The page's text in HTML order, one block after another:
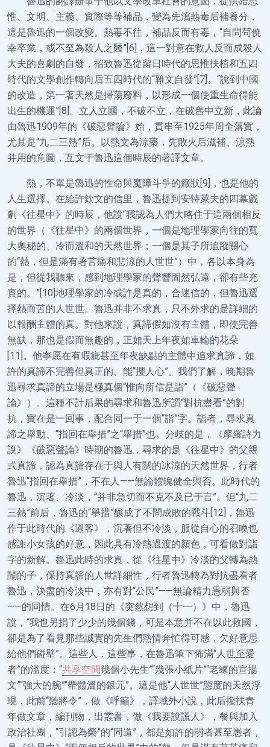
惟、文明、主義、實際等等補品，變為先瀉熱毒后補養分，
這是魯迅的一個改變。熱毒不往，補品反而有毒，“自問茍僥
幸卒業，或不至為殺人之醫”[6]，這一對意在救人反而成殺人
大夫的喜劇的自發，招致魯迅從留日時代的思惟扶植和五四
時代的文學創作轉向后五四時代的“雜文自發”[7]。“說到中國
的改造，第一著天然是掃蕩廢料，以形成一個使重生命得能
出生的機運”[8]。立人立國，不破不立，在破舊中立新，此論
由魯迅1909年的《破惡聲論》始，貫串至1925年周全落實，
尤其是“九二三熱”后。以熱文為涼藥，先敗火后滋補、涼熱
并用的意圖，互文于魯迅這個時辰的著譯文章。
熱，不單是魯迅的性命與魔障斗爭的癥狀[9]，也是他的
人生選擇。在給許欽文的信里，魯迅提到安特萊夫的四幕戲
劇《往星中》的時辰，他說“我認為人們大略住于這兩個相反
的世界（《往星中》的兩個世界，一個是地理學家向往的寬
大奧秘的、冷而溫和的天然世界；一個是其子所追蹤關心
的“熱，但是滿有著苦痛和悲涼的人世世”）中，各以本身為
是，但從我聽來，感到地理學家的聲響固然弘遠，卻有些充
實的。”[10]地理學家的冷或許是真的，合迷信的，但魯迅選
擇熱而苦的人世世。魯迅并非不求真，只不外求的是詳細的
以報酬主體的真。對他來說，真諦假如沒有主體，即使完善
無缺，那也是假而無趣的，正如天上年夜如車輪的花朵
[11]。他寧愿在有瑕疵甚至年夜缺點的主體中追求真諦，如
許的真諦不完善但真正的、能“攖人心”。我們了解，晚期魯
迅尋求真諦的立場是極真個“惟向所信是詣”（《破惡聲
論》）。這種不計后果的尋求和魯迅所謂“對抗盡看”的對
抗，實在是一回事，配合同一于一個“詣”字。詣者，尋求真
諦之舉動、“指回在舉措”之“舉措”也。分歧的是，《摩羅詩力
說》《破惡聲論》時期的魯迅，尋求的是《往星中》的父親
式真諦，認為真諦存在于與人有關的冰涼的天然世界，行者
魯迅“指回在舉措”，不在人——無論體魄健全與否。此時代的
魯迅，沉著、冷淡，“并非急切而不克不及已于言”。但“九二
三熱”前后，魯迅的“舉措”釀成了不問成敗的戰斗[12]，魯迅
作于此時代的《過客》，沉著但不冷淡，服從自心的召喚也
感謝小女孩的好意，因此具有冷熱過渡的顏色，可看做對詣
字的新解。魯迅此時的求真，從《往星中》冷淡的父轉為熱
鬧的子，保持真諦的人世詳細性，行者魯迅轉為對抗盡看者
魯迅，決盡的冷淡中，亦有對“公民”——無論精力愚弱與否
——的同情。在6月18日的《突然想到（十一）》中，魯迅
說，“我也另捐了少少的幾個錢，可是本意并不在以此救國，
卻是為了看見那些誠實的先生們熱情奔忙得可感，欠好意思
給他們碰壁”。這些人，這些事，在魯迅筆下佈滿“人世至愛
者”的溫度：“共享空間幾個小先生”“幾張小紙片”“老練的宣揚
文”“強大的腕”“帶體溫的銀元”。這是他“人世世”態度的天然浮
現，此前“聽將令”，做《呼籲》，譯域外小說，此后攙扶青
年做文章，編刊物，出叢書，做《我要說謊人》，餐與加入
政治社團，“引認為榮”的“同道”，都是如許的弱者甚至愚者，